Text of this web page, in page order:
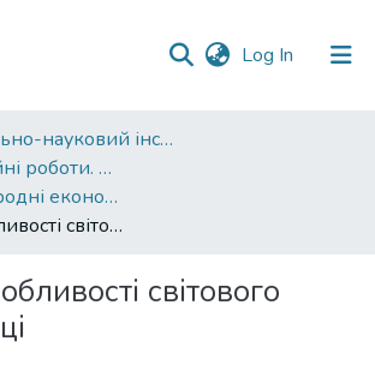
Log In (current)
Навчально-науковий інститут економіки, управління, права та інформаційних технологій
Кваліфікаційні роботи. ННІ економіки, управління, права та ІТ
292 «Міжнародні економічні відносини» - Магістри 2025-2026
Сучасні особливості світового ринку праці
світового